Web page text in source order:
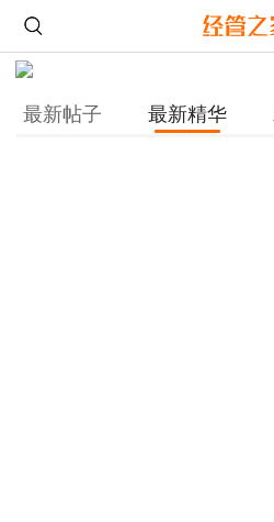
最新帖子 最新精华